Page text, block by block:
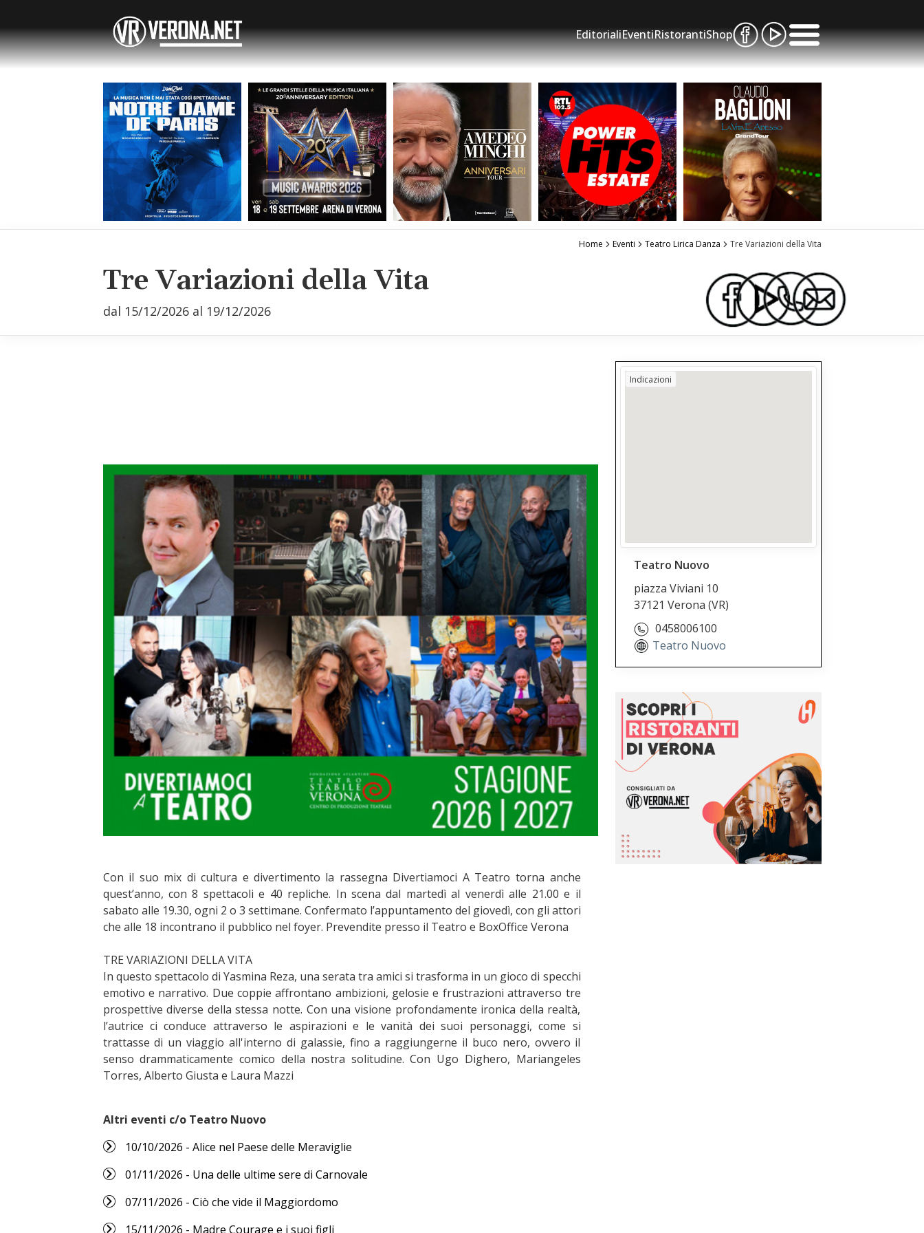
EditorialiEventiRistorantiShop
Home Eventi Teatro Lirica Danza Tre Variazioni della Vita
Tre Variazioni della Vita
dal 15/12/2026 al 19/12/2026
Con il suo mix di cultura e divertimento la rassegna Divertiamoci A Teatro torna anche
quest’anno, con 8 spettacoli e 40 repliche. In scena dal martedì al venerdì alle 21.00 e il
sabato alle 19.30, ogni 2 o 3 settimane. Confermato l’appuntamento del giovedì, con gli attori
che alle 18 incontrano il pubblico nel foyer. Prevendite presso il Teatro e BoxOffice Verona
TRE VARIAZIONI DELLA VITA
In questo spettacolo di Yasmina Reza, una serata tra amici si trasforma in un gioco di specchi
emotivo e narrativo. Due coppie affrontano ambizioni, gelosie e frustrazioni attraverso tre
prospettive diverse della stessa notte. Con una visione profondamente ironica della realtà,
l’autrice ci conduce attraverso le aspirazioni e le vanità dei suoi personaggi, come si
trattasse di un viaggio all'interno di galassie, fino a raggiungerne il buco nero, ovvero il
senso drammaticamente comico della nostra solitudine. Con Ugo Dighero, Mariangeles
Torres, Alberto Giusta e Laura Mazzi
Altri eventi c/o Teatro Nuovo
10/10/2026 - Alice nel Paese delle Meraviglie
01/11/2026 - Una delle ultime sere di Carnovale
07/11/2026 - Ciò che vide il Maggiordomo
15/11/2026 - Madre Courage e i suoi figli
Indicazioni
Teatro Nuovo
piazza Viviani 10
37121 Verona (VR)
0458006100
Teatro Nuovo